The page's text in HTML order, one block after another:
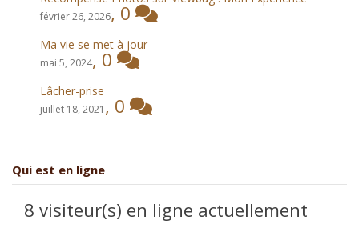
février 26, 2026, 0
Ma vie se met à jour
mai 5, 2024, 0
Lâcher-prise
juillet 18, 2021 , 0
Qui est en ligne
8 visiteur(s) en ligne actuellement